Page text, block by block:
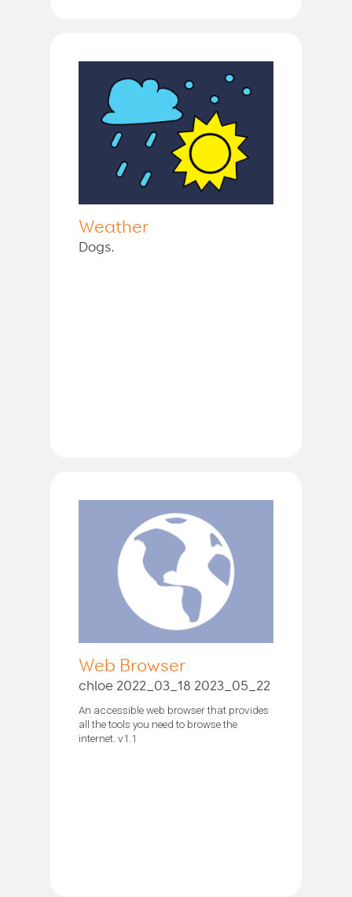
Weather
Dogs.
Web Browser
chloe 2022_03_18 2023_05_22
An accessible web browser that provides
all the tools you need to browse the
internet. v1.1